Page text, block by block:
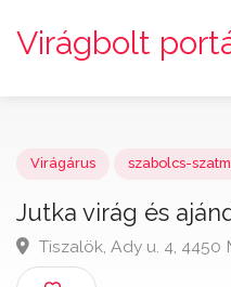
Virágbolt
Jutka virág és
Tiszalök, Ady u. 4,